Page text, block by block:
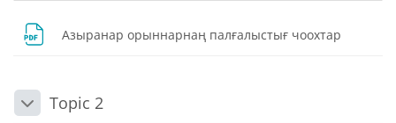
Азыранар орыннарнаң палғалыстығ чоохтар
DaraltTopic 2